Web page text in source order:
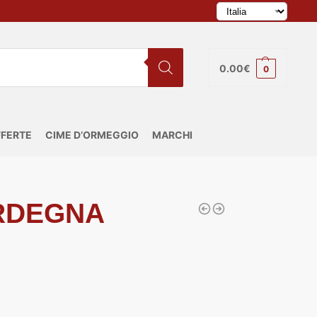
0.00€ 0
CIME D’ORMEGGIO MARCHI